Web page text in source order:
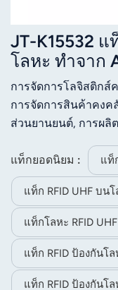
JT-K15532 แ
โลหะ ทำจาก
มม.
การจัดการโลจิสติกส์
การจัดการสินค้าคงค
ส่วนยานยนต์, การผลิ
แท็กยอดนิยม : แท็
แท็ก RFID UHF บนโ
แท็กโลหะ RFID
แท็ก RFID ป้องกันโ
แท็ก RFID ป้องกันโ